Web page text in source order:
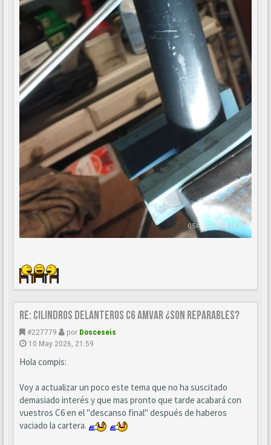
Re: CILINDROS DELANTEROS C6 AMVAR ¿SON REPARABLES?
#227779 por Dosceseis
10 May 2026, 21:59
Hola compis:
Voy a actualizar un poco este tema que no ha suscitado
demasiado interés y que mas pronto que tarde acabará con
vuestros C6 en el "descanso final" después de haberos
vaciado la cartera.